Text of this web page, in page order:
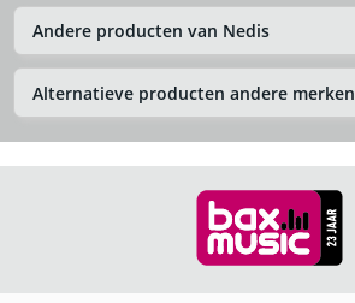
Andere producten van Nedis
Alternatieve producten andere merken